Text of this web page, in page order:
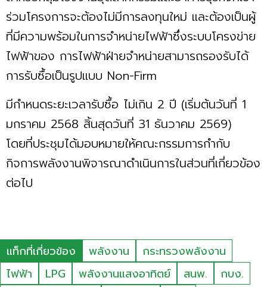
ร่วมโครงการจะต้องไม่มีการลงทุนใหม่ และต้องเป็นผู้
ที่มีความพร้อมในการจำหน่ายไฟฟ้าซึ่งระบบโครงข่าย
ไฟฟ้าของ การไฟฟ้าฝ่ายจำหน่ายสามารถรองรับได้
การรับซื้อเป็นรูปแบบ Non-Firm
มีกำหนดระยะเวลารับซื้อ ไม่เกิน 2 ปี (เริ่มต้นวันที่ 1
มกราคม 2568 สิ้นสุดวันที่ 31 ธันวาคม 2569)
โดยที่ประชุมได้มอบหมายให้คณะกรรมการกำกับ
กิจการพลังงานพิจารณาดำเนินการในส่วนที่เกี่ยวข้อง
ต่อไป
แท็กที่เกี่ยวข้อง พลังงาน
กระทรวงพลังงาน
ไฟฟ้า
LPG พลังงานแสงอาทิตย์ สนพ.
กบง.